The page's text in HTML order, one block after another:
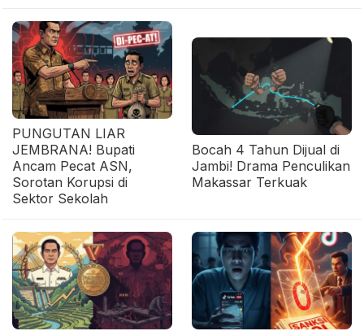
PUNGUTAN LIAR
JEMBRANA! Bupati
Ancam Pecat ASN,
Sorotan Korupsi di
Sektor Sekolah
Bocah 4 Tahun Dijual di
Jambi! Drama Penculikan
Makassar Terkuak